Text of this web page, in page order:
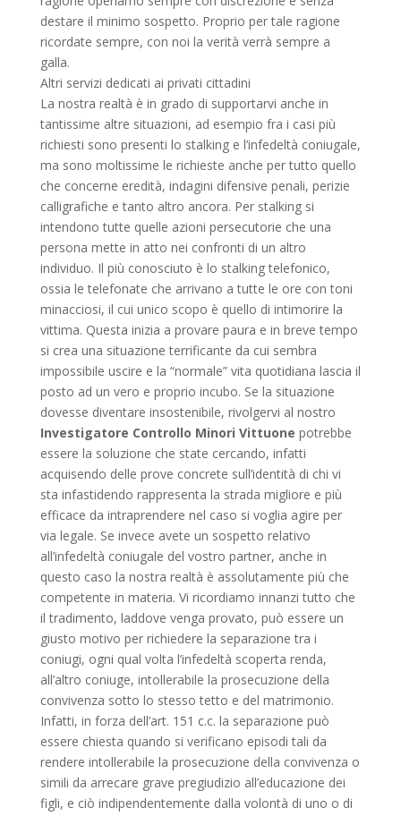
destare il minimo sospetto. Proprio per tale ragione
ricordate sempre, con noi la verità verrà sempre a
galla.
Altri servizi dedicati ai privati cittadini
La nostra realtà è in grado di supportarvi anche in
tantissime altre situazioni, ad esempio fra i casi più
richiesti sono presenti lo stalking e l’infedeltà coniugale,
ma sono moltissime le richieste anche per tutto quello
che concerne eredità, indagini difensive penali, perizie
calligrafiche e tanto altro ancora. Per stalking si
intendono tutte quelle azioni persecutorie che una
persona mette in atto nei confronti di un altro
individuo. Il più conosciuto è lo stalking telefonico,
ossia le telefonate che arrivano a tutte le ore con toni
minacciosi, il cui unico scopo è quello di intimorire la
vittima. Questa inizia a provare paura e in breve tempo
si crea una situazione terrificante da cui sembra
impossibile uscire e la “normale” vita quotidiana lascia il
posto ad un vero e proprio incubo. Se la situazione
dovesse diventare insostenibile, rivolgervi al nostro
Investigatore Controllo Minori Vittuone potrebbe
essere la soluzione che state cercando, infatti
acquisendo delle prove concrete sull’identità di chi vi
sta infastidendo rappresenta la strada migliore e più
efficace da intraprendere nel caso si voglia agire per
via legale. Se invece avete un sospetto relativo
all’infedeltà coniugale del vostro partner, anche in
questo caso la nostra realtà è assolutamente più che
competente in materia. Vi ricordiamo innanzi tutto che
il tradimento, laddove venga provato, può essere un
giusto motivo per richiedere la separazione tra i
coniugi, ogni qual volta l’infedeltà scoperta renda,
all’altro coniuge, intollerabile la prosecuzione della
convivenza sotto lo stesso tetto e del matrimonio.
Infatti, in forza dell’art. 151 c.c. la separazione può
essere chiesta quando si verificano episodi tali da
rendere intollerabile la prosecuzione della convivenza o
simili da arrecare grave pregiudizio all’educazione dei
figli, e ciò indipendentemente dalla volontà di uno o di